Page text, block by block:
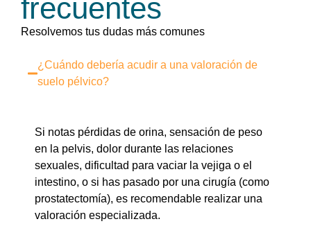
frecuentes
Resolvemos tus dudas más comunes
¿Cuándo debería acudir a una valoración de
suelo pélvico?
Si notas pérdidas de orina, sensación de peso
en la pelvis, dolor durante las relaciones
sexuales, dificultad para vaciar la vejiga o el
intestino, o si has pasado por una cirugía (como
prostatectomía), es recomendable realizar una
valoración especializada.